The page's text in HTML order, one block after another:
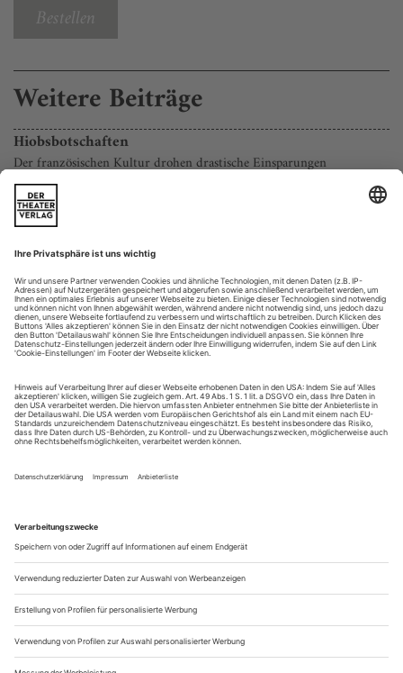
Bestellen
Weitere Beiträge
Hiobsbotschaften
Der französischen Kultur drohen drastische Einsparungen
In Paris stehen die Olympischen Spiele vor der Tür, aber von
einer Flamme der Begeisterung ist nichts zu merken. Die
im August ohnehin nach Möglichkeit aus der Stadt fliehen.
Mit dem Geld, das die Zimmervermietung einbringt, können
sie sich nachher ein Jahr lang wieder über Wasser halten. Das
Verkehrschaos in der Métro ist...
Mit Gisèle Viennes «Extra Life» ist ein Stück zum Berliner
Theatertreffen eingeladen, das sich allen Kategorisierungen
verweigert. Wie die Künstlerin selbst
August 2023. Vor kurzem hatte Gisèle Viennes «Extra Life»
Kulturzentrum Kampnagel zu sehen. Ein Geschwisterpaar hat
am frühen Morgen eine Party verlassen und ist mit seinem
Kleinwagen am Waldrand gestrandet, berauscht, aufgekratzt,
müde. Clara (Adèle Haenel) und Félix...
Antike verkehrt
Hollywoodeskes Prequel am Theater Basel: Mit «Achilles – ein Stück